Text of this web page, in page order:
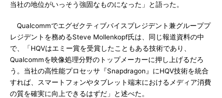
当社の地位がいっそう強固なものになった」と語った。
Qualcommでエグゼクティブバイスプレジデント兼グループプ
レジデントを務めるSteve Mollenkopf氏は、同じ報道資料の中
で、「HQVはエミー賞を受賞したこともある技術であり、
Qualcommを映像処理分野のトップメーカーに押し上げるだろ
う。当社の高性能プロセッサ『Snapdragon』にHQV技術を統合
すれば、スマートフォンやタブレット端末におけるメディア消費
の質を確実に向上できるはずだ」と述べた。